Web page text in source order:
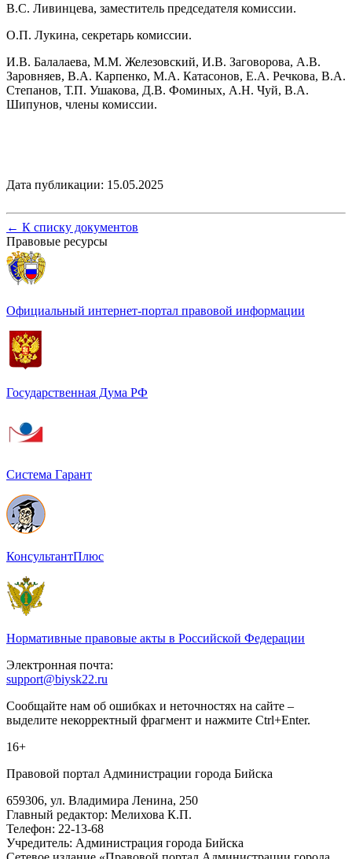
В.С. Ливинцева, заместитель председателя комиссии.
О.П. Лукина, секретарь комиссии.
И.В. Балалаева, М.М. Железовский, И.В. Заговорова, А.В.
Заровняев, В.А. Карпенко, М.А. Катасонов, Е.А. Речкова, В.А.
Степанов, Т.П. Ушакова, Д.В. Фоминых, А.Н. Чуй, В.А.
Шипунов, члены комиссии.
Дата публикации: 15.05.2025
← К списку документов
Правовые ресурсы
Официальный интернет-портал правовой информации
Государственная Дума РФ
Система Гарант
КонсультантПлюс
Нормативные правовые акты в Российской Федерации
Электронная почта:
support@biysk22.ru
Сообщайте нам об ошибках и неточностях на сайте –
выделите некорректный фрагмент и нажмите Ctrl+Enter.
16+
Правовой портал Администрации города Бийска
659306, ул. Владимира Ленина, 250
Главный редактор: Мелихова К.П.
Телефон: 22-13-68
Учредитель: Администрация города Бийска